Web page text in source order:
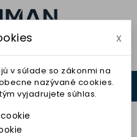


x
v súlade so zákonmi na
nazývané cookies.
vyjadrujete súhlas.